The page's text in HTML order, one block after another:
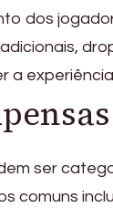
dos
a
ser
comuns